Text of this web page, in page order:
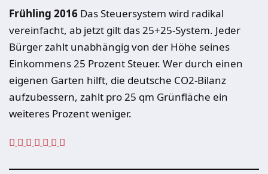
Frühling 2016 Das Steuersystem wird radikal
vereinfacht, ab jetzt gilt das 25+25-System. Jeder
Bürger zahlt unabhängig von der Höhe seines
Einkommens 25 Prozent Steuer. Wer durch einen
eigenen Garten hilft, die deutsche CO2-Bilanz
aufzubessern, zahlt pro 25 qm Grünfläche ein
weiteres Prozent weniger.